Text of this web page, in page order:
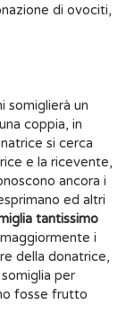
di ovociti,
somiglierà un
coppia, in
si cerca
e la ricevente,
ancora i
ed altri
tantissimo
i
della donatrice,
per
fosse frutto